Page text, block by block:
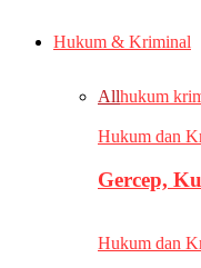
Hukum & Kriminal
Allhukum
Hukum dan
Gercep,
Hukum dan